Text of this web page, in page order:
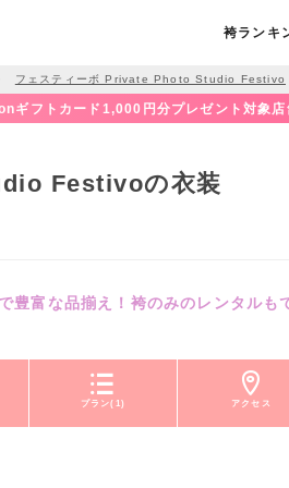
袴ランキ
フェスティーボ Private Photo Studio Festivo
ギフトカード1,000円分プレゼント対象店
Festivoの衣装
富な品揃え！袴のみのレンタルも
プラン(1) アクセス